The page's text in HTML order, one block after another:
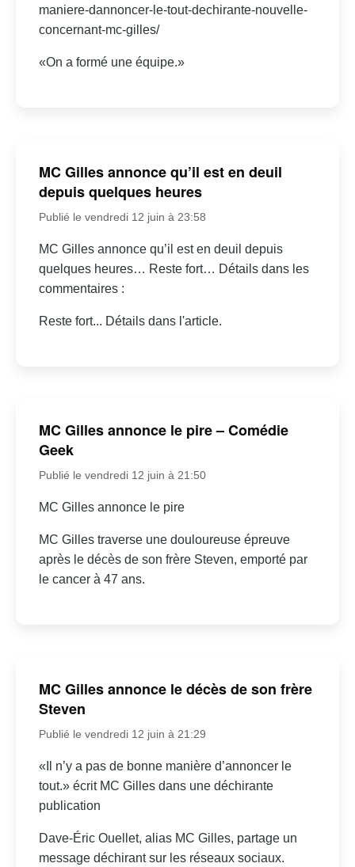
maniere-dannoncer-le-tout-dechirante-nouvelle-
concernant-mc-gilles/
«On a formé une équipe.»
MC Gilles annonce qu’il est en deuil
depuis quelques heures
Publié le vendredi 12 juin à 23:58
MC Gilles annonce qu’il est en deuil depuis
quelques heures… Reste fort… Détails dans les
commentaires :
Reste fort... Détails dans l'article.
MC Gilles annonce le pire – Comédie
Geek
Publié le vendredi 12 juin à 21:50
MC Gilles annonce le pire
MC Gilles traverse une douloureuse épreuve
après le décès de son frère Steven, emporté par
le cancer à 47 ans.
MC Gilles annonce le décès de son frère
Steven
Publié le vendredi 12 juin à 21:29
«Il n’y a pas de bonne manière d’annoncer le
tout.» écrit MC Gilles dans une déchirante
publication
Dave-Éric Ouellet, alias MC Gilles, partage un
message déchirant sur les réseaux sociaux.